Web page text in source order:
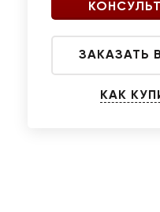
ЗАКАЗАТЬ
КАК